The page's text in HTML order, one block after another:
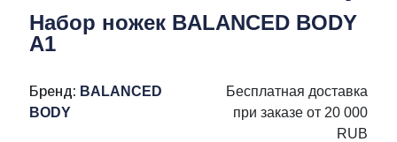
Набор ножек BALANCED BODY
A1
Бренд: BALANCED
BODY
Бесплатная доставка
при заказе от 20 000
RUB